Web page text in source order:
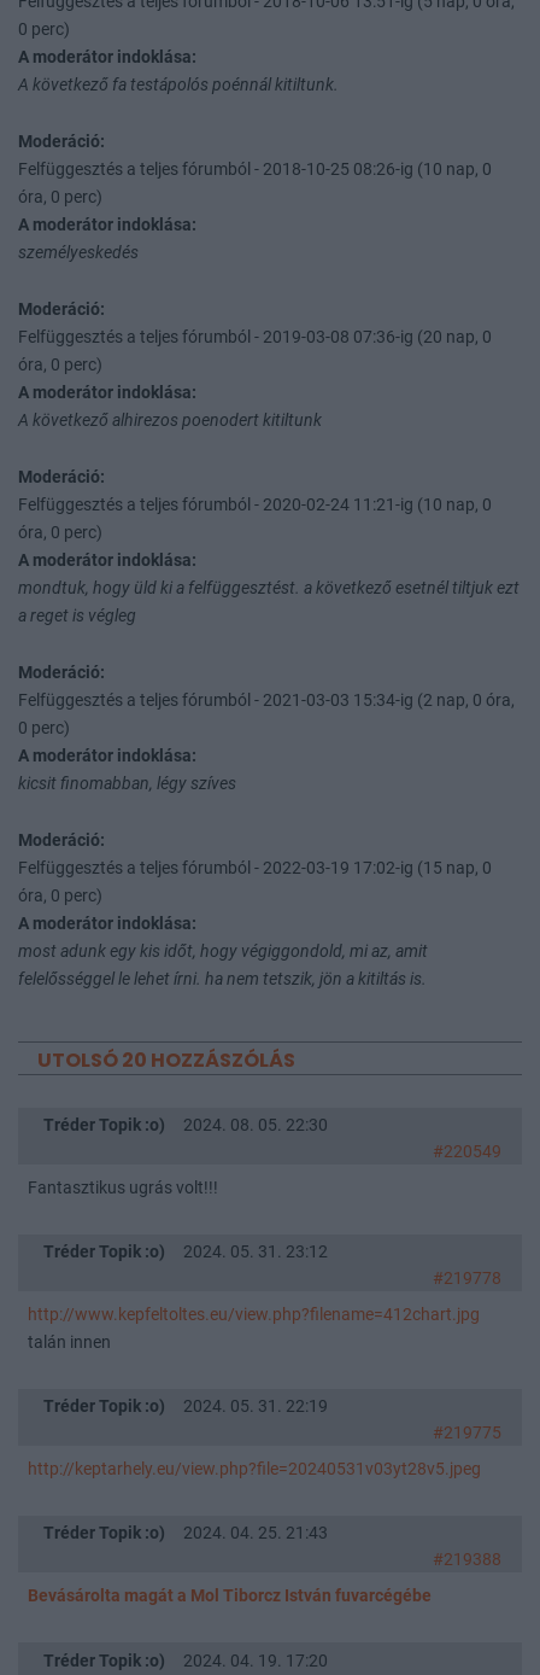
0 perc)
A moderátor indoklása:
A következő fa testápolós poénnál kitiltunk.
Moderáció:
Felfüggesztés a teljes fórumból - 2018-10-25 08:26-ig (10 nap, 0
óra, 0 perc)
A moderátor indoklása:
személyeskedés
Moderáció:
Felfüggesztés a teljes fórumból - 2019-03-08 07:36-ig (20 nap, 0
óra, 0 perc)
A moderátor indoklása:
A következő alhirezos poenodert kitiltunk
Moderáció:
Felfüggesztés a teljes fórumból - 2020-02-24 11:21-ig (10 nap, 0
óra, 0 perc)
A moderátor indoklása:
mondtuk, hogy üld ki a felfüggesztést. a következő esetnél tiltjuk ezt
a reget is végleg
Moderáció:
Felfüggesztés a teljes fórumból - 2021-03-03 15:34-ig (2 nap, 0 óra,
0 perc)
A moderátor indoklása:
kicsit finomabban, légy szíves
Moderáció:
Felfüggesztés a teljes fórumból - 2022-03-19 17:02-ig (15 nap, 0
óra, 0 perc)
A moderátor indoklása:
most adunk egy kis időt, hogy végiggondold, mi az, amit
felelősséggel le lehet írni. ha nem tetszik, jön a kitiltás is.
UTOLSÓ 20 HOZZÁSZÓLÁS
Tréder Topik :o)
2024. 08. 05. 22:30
#220549
Fantasztikus ugrás volt!!!
Tréder Topik :o)
2024. 05. 31. 23:12
#219778
http://www.kepfeltoltes.eu/view.php?filename=412chart.jpg
talán innen
Tréder Topik :o)
2024. 05. 31. 22:19
#219775
http://keptarhely.eu/view.php?file=20240531v03yt28v5.jpeg
Tréder Topik :o)
2024. 04. 25. 21:43
#219388
Bevásárolta magát a Mol Tiborcz István fuvarcégébe
Tréder Topik :o)
2024. 04. 19. 17:20